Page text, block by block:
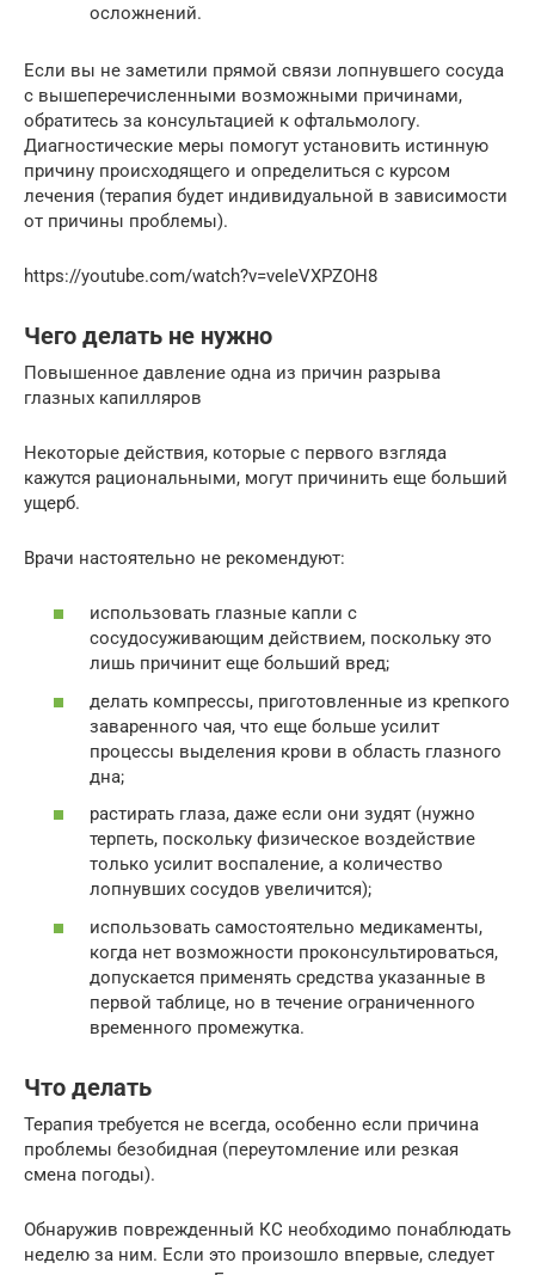
осложнений.
Если вы не заметили прямой связи лопнувшего сосуда
с вышеперечисленными возможными причинами,
обратитесь за консультацией к офтальмологу.
Диагностические меры помогут установить истинную
причину происходящего и определиться с курсом
лечения (терапия будет индивидуальной в зависимости
от причины проблемы).
https://youtube.com/watch?v=veIeVXPZOH8
Чего делать не нужно
Повышенное давление одна из причин разрыва
глазных капилляров
Некоторые действия, которые с первого взгляда
кажутся рациональными, могут причинить еще больший
ущерб.
Врачи настоятельно не рекомендуют:
использовать глазные капли с
сосудосуживающим действием, поскольку это
лишь причинит еще больший вред;
делать компрессы, приготовленные из крепкого
заваренного чая, что еще больше усилит
процессы выделения крови в область глазного
дна;
растирать глаза, даже если они зудят (нужно
терпеть, поскольку физическое воздействие
только усилит воспаление, а количество
лопнувших сосудов увеличится);
использовать самостоятельно медикаменты,
когда нет возможности проконсультироваться,
допускается применять средства указанные в
первой таблице, но в течение ограниченного
временного промежутка.
Что делать
Терапия требуется не всегда, особенно если причина
проблемы безобидная (переутомление или резкая
смена погоды).
Обнаружив поврежденный КС необходимо понаблюдать
неделю за ним. Если это произошло впервые, следует